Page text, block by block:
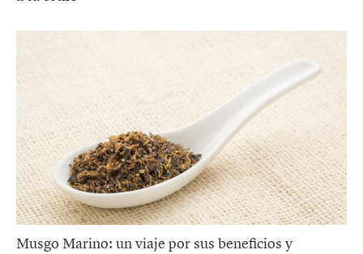
Musgo Marino: un viaje por sus beneficios y